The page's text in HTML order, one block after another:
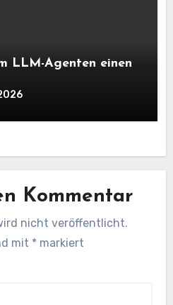
LLM-Agenten einen
Kommentar
nicht veröffentlicht.
mit * markiert